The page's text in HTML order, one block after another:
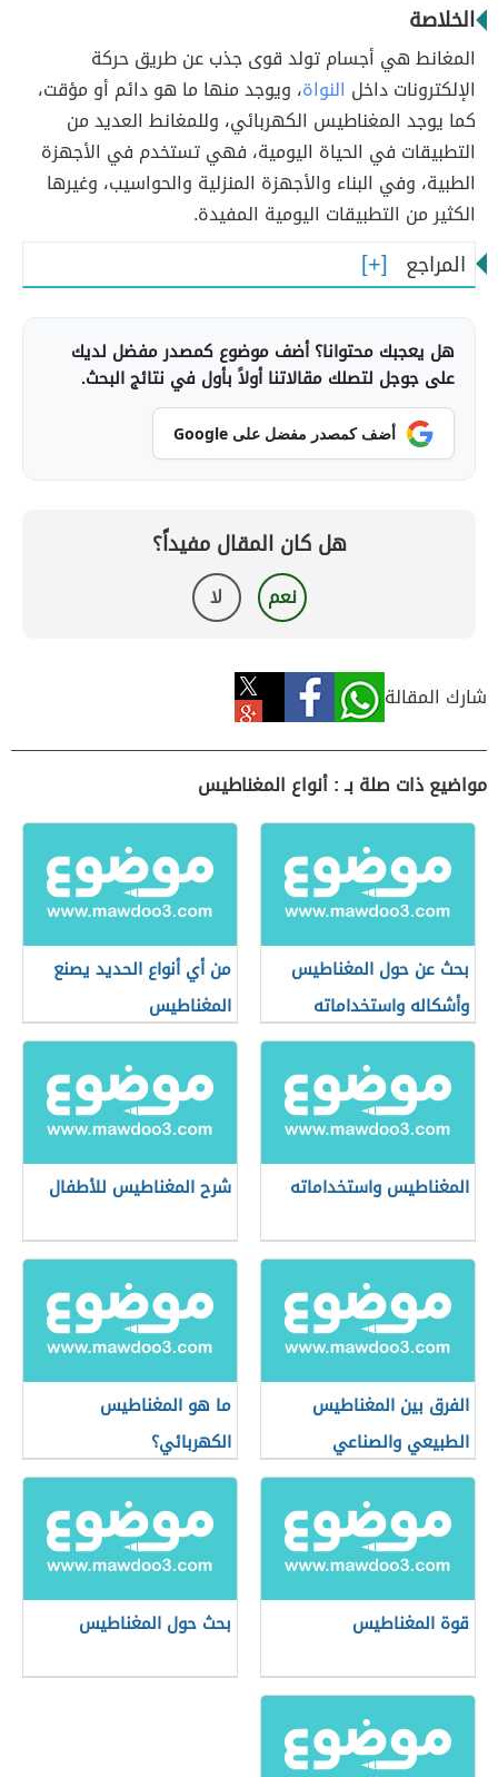
الخلاصة
المغانط هي أجسام تولد قوى جذب عن طريق حركة
الإلكترونات داخل النواة، ويوجد منها ما هو دائم أو مؤقت،
كما يوجد المغناطيس الكهربائي، وللمغانط العديد من
التطبيقات في الحياة اليومية، فهي تستخدم في الأجهزة
الطبية، وفي البناء والأجهزة المنزلية والحواسيب، وغيرها
الكثير من التطبيقات اليومية المفيدة.
المراجع
هل يعجبك محتوانا؟ أضف موضوع كمصدر مفضل لديك
على جوجل لتصلك مقالاتنا أولاً بأول في نتائج البحث.
أضف كمصدر مفضل على Google
هل كان المقال مفيداً؟
نعم لا
شارك المقالة
مواضيع ذات صلة بـ : أنواع المغناطيس
بحث عن حول المغناطيس
وأشكاله واستخداماته
من أي أنواع الحديد يصنع
المغناطيس
المغناطيس واستخداماته شرح المغناطيس للأطفال
الفرق بين المغناطيس
الطبيعي والصناعي
ما هو المغناطيس
الكهربائي؟
قوة المغناطيس بحث حول المغناطيس